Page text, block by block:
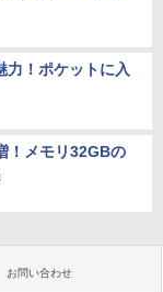
力！ポケットに入
！メモリ32GBの
お問い合わせ